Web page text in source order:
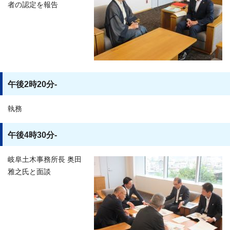
者の認定を報告
午後2時20分-
執務
午後4時30分-
岐阜土木事務所長 奥田
雅之氏と面談